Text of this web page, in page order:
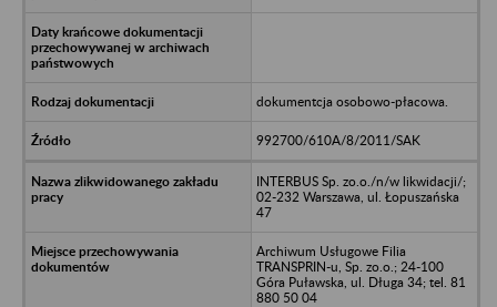
dokumentcja osobowo-płacowa.
992700/610A/8/2011/SAK
INTERBUS Sp. zo.o./n/w likwidacji/;
02-232 Warszawa, ul. Łopuszańska
47
Archiwum Usługowe Filia
TRANSPRIN-u, Sp. zo.o.; 24-100
Góra Puławska, ul. Długa 34; tel. 81
880 50 04